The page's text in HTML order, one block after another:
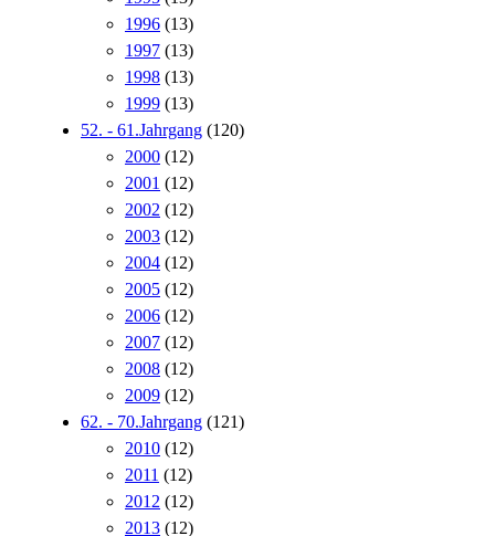
1996 (13)
1997 (13)
1998 (13)
1999 (13)
52. - 61.Jahrgang (120)
2000 (12)
2001 (12)
2002 (12)
2003 (12)
2004 (12)
2005 (12)
2006 (12)
2007 (12)
2008 (12)
2009 (12)
62. - 70.Jahrgang (121)
2010 (12)
2011 (12)
2012 (12)
2013 (12)